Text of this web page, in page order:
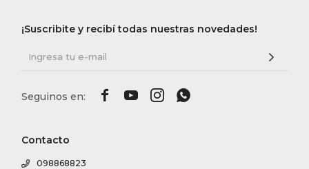
Contacto
098868823
¡Suscribite y recibí todas nuestras novedades!
   